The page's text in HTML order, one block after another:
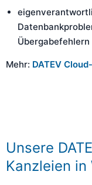
Übergabefehlern
Mehr: DATEV
Unsere
Kanzleien